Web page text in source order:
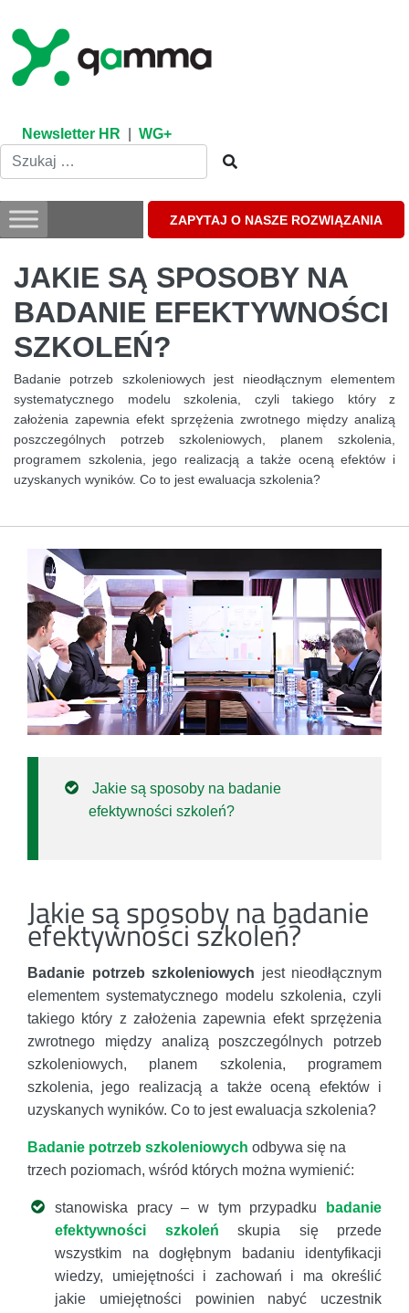
content
Newsletter HR WG+
ZAPYTAJ O NASZE ROZWIĄZANIA
JAKIE SĄ SPOSOBY NA
BADANIE EFEKTYWNOŚCI
SZKOLEŃ?
Badanie potrzeb szkoleniowych jest nieodłącznym elementem
systematycznego modelu szkolenia, czyli takiego który z
założenia zapewnia efekt sprzężenia zwrotnego między analizą
poszczególnych potrzeb szkoleniowych, planem szkolenia,
programem szkolenia, jego realizacją a także oceną efektów i
uzyskanych wyników. Co to jest ewaluacja szkolenia?
Jakie są sposoby na badanie
efektywności szkoleń?
Jakie są sposoby na badanie
efektywności szkoleń?
Badanie potrzeb szkoleniowych jest nieodłącznym
elementem systematycznego modelu szkolenia, czyli
takiego który z założenia zapewnia efekt sprzężenia
zwrotnego między analizą poszczególnych potrzeb
szkoleniowych, planem szkolenia, programem
szkolenia, jego realizacją a także oceną efektów i
uzyskanych wyników. Co to jest ewaluacja szkolenia?
Badanie potrzeb szkoleniowych odbywa się na
trzech poziomach, wśród których można wymienić:
stanowiska pracy – w tym przypadku
badanie
efektywności szkoleń skupia się przede
wszystkim na dogłębnym badaniu identyfikacji
wiedzy, umiejętności i zachowań i ma określić
jakie umiejętności powinien nabyć uczestnik